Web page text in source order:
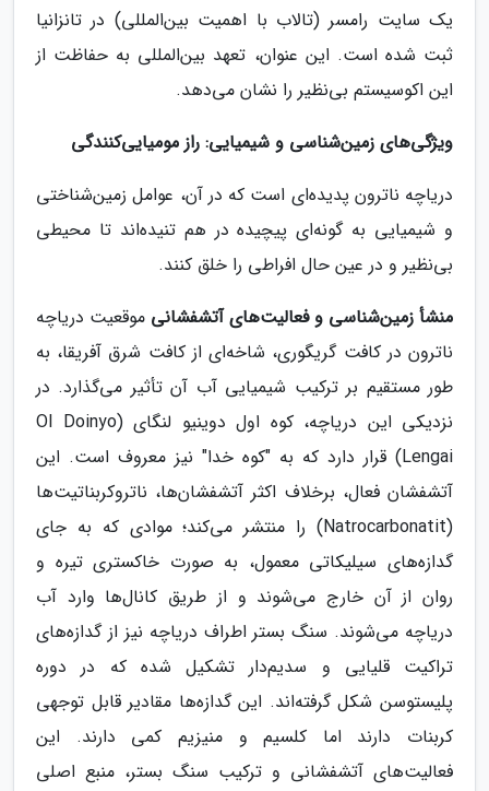
یک سایت رامسر (تالاب با اهمیت بین‌المللی) در تانزانیا
ثبت شده است. این عنوان، تعهد بین‌المللی به حفاظت از
این اکوسیستم بی‌نظیر را نشان می‌دهد.
ویژگی‌های زمین‌شناسی و شیمیایی: راز مومیایی‌کنندگی
دریاچه ناترون پدیده‌ای است که در آن، عوامل زمین‌شناختی
و شیمیایی به گونه‌ای پیچیده در هم تنیده‌اند تا محیطی
بی‌نظیر و در عین حال افراطی را خلق کنند.
منشأ زمین‌شناسی و فعالیت‌های آتشفشانی موقعیت دریاچه
ناترون در کافت گریگوری، شاخه‌ای از کافت شرق آفریقا، به
طور مستقیم بر ترکیب شیمیایی آب آن تأثیر می‌گذارد. در
نزدیکی این دریاچه، کوه اول دوینیو لنگای (Ol Doinyo
Lengai) قرار دارد که به "کوه خدا" نیز معروف است. این
آتشفشان فعال، برخلاف اکثر آتشفشان‌ها، ناتروکربناتیت‌ها
(Natrocarbonatit) را منتشر می‌کند؛ موادی که به جای
گدازه‌های سیلیکاتی معمول، به صورت خاکستری تیره و
روان از آن خارج می‌شوند و از طریق کانال‌ها وارد آب
دریاچه می‌شوند. سنگ بستر اطراف دریاچه نیز از گدازه‌های
تراکیت قلیایی و سدیم‌دار تشکیل شده که در دوره
پلیستوسن شکل گرفته‌اند. این گدازه‌ها مقادیر قابل توجهی
کربنات دارند اما کلسیم و منیزیم کمی دارند. این
فعالیت‌های آتشفشانی و ترکیب سنگ بستر، منبع اصلی